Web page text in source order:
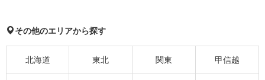
その他のエリアから探す
北海道 東北 関東 甲信越